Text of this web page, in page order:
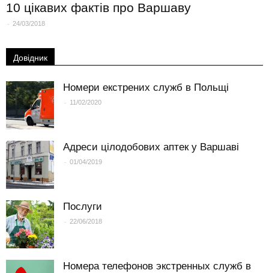
10 цікавих фактів про Варшаву
- 24/03/2018
Довідник
Номери екстрених служб в Польщі
- 11/02/2020
Адреси цілодобових аптек у Варшаві
- 01/04/2019
Послуги
- 22/06/2018
Номера телефонов экстренных служб в